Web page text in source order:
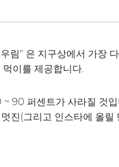
림" 은 지구상에서 가장
이를 제공합니다.
90 퍼센트가 사라질 것
진(그리고 인스타에 올릴